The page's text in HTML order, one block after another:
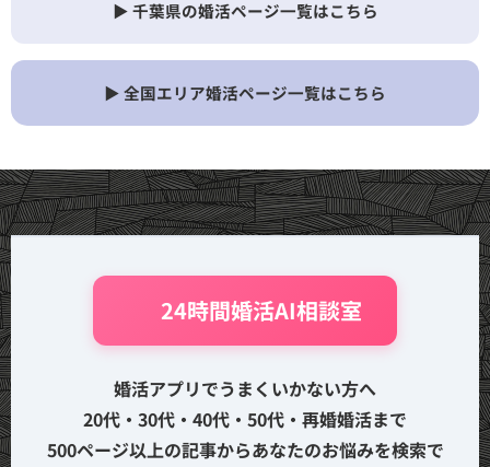
▶ 千葉県の婚活ページ一覧はこちら
▶ 全国エリア婚活ページ一覧はこちら
🤖 24時間婚活AI相談室
婚活アプリでうまくいかない方へ
20代・30代・40代・50代・再婚婚活まで
500ページ以上の記事からあなたのお悩みを検索で